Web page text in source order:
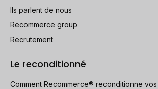
Ils parlent de nous
Recommerce group
Recrutement
Le reconditionné
Comment Recommerce® reconditionne